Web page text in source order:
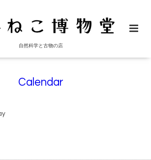
自然科学と古物の店
Calendar